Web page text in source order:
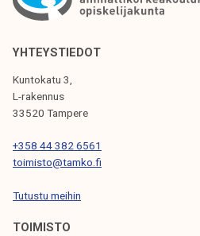
YHTEYSTIEDOT
Kuntokatu 3,
L-rakennus
33520 Tampere
+358 44 382 6561
toimisto@tamko.fi
Tutustu meihin
TOIMISTO